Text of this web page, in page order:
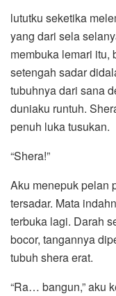
lututku seketika
yang dari sela
membuka lemari itu,
setengah sadar
tubuhnya dari sana
duniaku runtuh.
penuh luka tusukan.
“Shera!”
Aku menepuk pelan
tersadar. Mata
terbuka lagi. Darah
bocor, tangannya
tubuh shera erat.
“Ra… bangun,” aku